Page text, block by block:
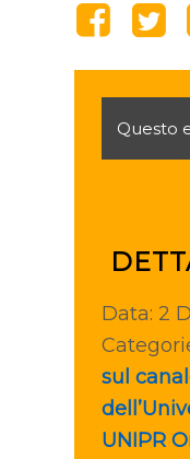
Questo
Data: 2
sul
UNIPR